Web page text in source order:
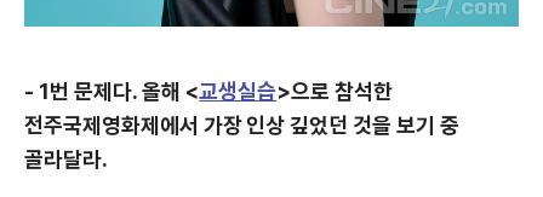
- 1번 문제다. 올해 <교생실습>으로 참석한
전주국제영화제에서 가장 인상 깊었던 것을 보기 중
골라달라.